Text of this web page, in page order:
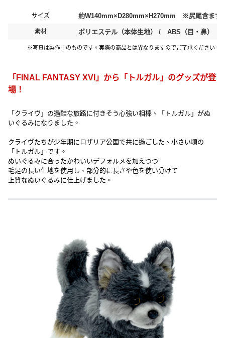
サイズ 約W140mm×D280mm×H270mm ※尻尾含まず
素材 ポリエステル（本体生地） / ABS（目・鼻）
※写真は製作中のものです。実際の商品とは異なりますのでご了承ください。
「FINAL FANTASY XVI」から「トルガル」のグッズが登
場！
「クライヴ」の過酷な旅路に付きそう心強い相棒、「トルガル」がぬ
いぐるみになりました。
クライヴたちが少年期にロザリア公国で共に過ごした、小さい頃の
「トルガル」です。
ぬいぐるみに合ったかわいいデフォルメを加えつつ
毛足の長い生地を使用し、部分的に長さや色を使い分けて
上質なぬいぐるみに仕上げました。